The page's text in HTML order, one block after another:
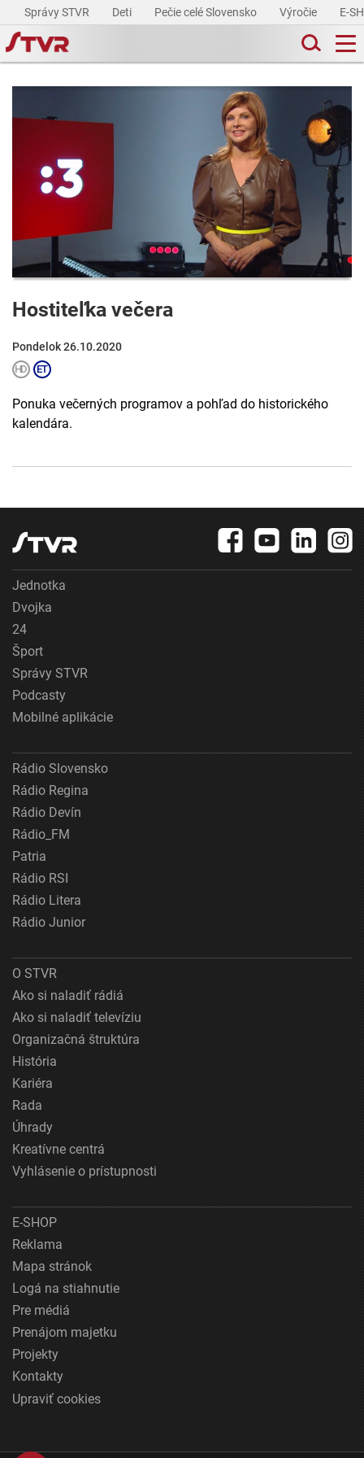
Správy STVR Deti Pečie celé Slovensko Výročie E-
Hostiteľka večera
Pondelok 26.10.2020
Ponuka večerných programov a pohľad do historického
kalendára.
Jednotka
Dvojka
24
Šport
Správy STVR
Podcasty
Mobilné aplikácie
Rádio Slovensko
Rádio Regina
Rádio Devín
Rádio_FM
Patria
Rádio RSI
Rádio Litera
Rádio Junior
O STVR
Ako si naladiť rádiá
Ako si naladiť televíziu
Organizačná štruktúra
História
Kariéra
Rada
Úhrady
Kreatívne centrá
Vyhlásenie o prístupnosti
E-SHOP
Reklama
Mapa stránok
Logá na stiahnutie
Pre médiá
Prenájom majetku
Projekty
Kontakty
Upraviť cookies